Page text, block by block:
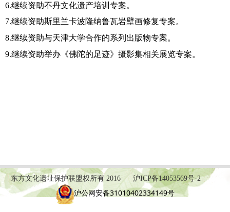
6.继续资助不丹文化遗产培训专案。
7.继续资助斯里兰卡波隆纳鲁瓦岩壁画修复专案。
8.继续资助与天津大学合作的系列出版物专案。
9.继续资助举办《佛陀的足迹》摄影集相关展览专案。
东方文化遗址保护联盟权所有 2016 沪ICP备14053569号-2
沪公网安备31010402334149号